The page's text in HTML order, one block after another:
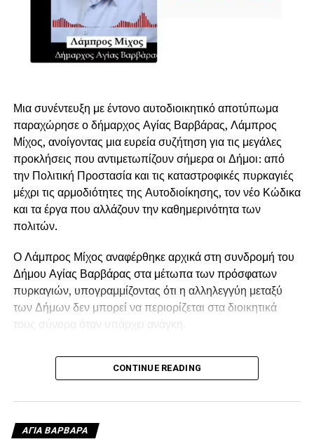
Μια συνέντευξη με έντονο αυτοδιοικητικό αποτύπωμα
παραχώρησε ο δήμαρχος Αγίας Βαρβάρας, Λάμπρος
Μίχος, ανοίγοντας μια ευρεία συζήτηση για τις μεγάλες
προκλήσεις που αντιμετωπίζουν σήμερα οι Δήμοι: από
την Πολιτική Προστασία και τις καταστροφικές πυρκαγιές
μέχρι τις αρμοδιότητες της Αυτοδιοίκησης, τον νέο Κώδικα
και τα έργα που αλλάζουν την καθημερινότητα των
πολιτών.
Ο Λάμπρος Μίχος αναφέρθηκε αρχικά στη συνδρομή του
Δήμου Αγίας Βαρβάρας στα μέτωπα των πρόσφατων
πυρκαγιών, υπογραμμίζοντας ότι η αλληλεγγύη μεταξύ
των Δήμων δεν μπορεί να περιορίζεται στα διοικητικά
τους σύνορα όταν υπάρχει ανάγκη.
Όπως εξήγησε, ο Δήμος έστειλε υδροφόρα στις πληγείσες
περιοχές, η οποία αρχικά χρησιμοποιήθηκε για τον
νερό τα ελικόπτερα, ενώ μετά τη δύση του ήλιου συνέχισε
να τροφοδοτεί με νερό τα πυροσβεστικά οχήματα.
CONTINUE READING
ΑΓΙΑ ΒΑΡΒΑΡΑ